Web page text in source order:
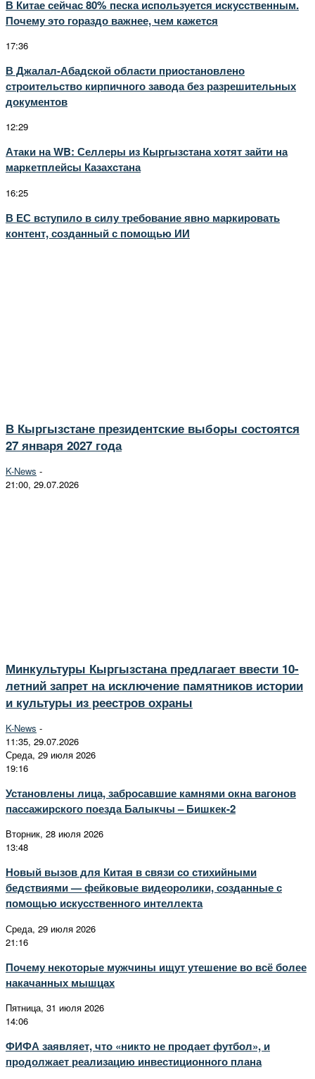
В Китае сейчас 80% песка используется искусственным.
Почему это гораздо важнее, чем кажется
17:36
В Джалал-Абадской области приостановлено
строительство кирпичного завода без разрешительных
документов
12:29
Атаки на WB: Селлеры из Кыргызстана хотят зайти на
маркетплейсы Казахстана
16:25
В ЕС вступило в силу требование явно маркировать
контент, созданный с помощью ИИ
В Кыргызстане президентские выборы состоятся
27 января 2027 года
K-News -
21:00, 29.07.2026
Минкультуры Кыргызстана предлагает ввести 10-
летний запрет на исключение памятников истории
и культуры из реестров охраны
K-News -
11:35, 29.07.2026
Среда, 29 июля 2026
19:16
Установлены лица, забросавшие камнями окна вагонов
пассажирского поезда Балыкчы – Бишкек-2
Вторник, 28 июля 2026
13:48
Новый вызов для Китая в связи со стихийными
бедствиями — фейковые видеоролики, созданные с
помощью искусственного интеллекта
Среда, 29 июля 2026
21:16
Почему некоторые мужчины ищут утешение во всё более
накачанных мышцах
Пятница, 31 июля 2026
14:06
ФИФА заявляет, что «никто не продает футбол», и
продолжает реализацию инвестиционного плана